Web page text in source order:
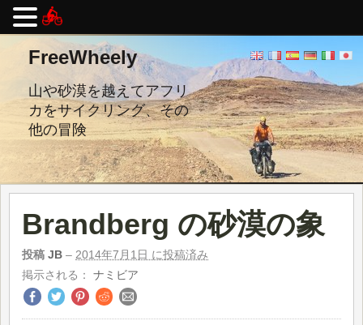
し
FreeWheely
山や砂漠を越えてアフリ
カをサイクリング、その
他の冒険
Brandberg の砂漠の象
投稿 JB – 2014年7月1日 に投稿済み
掲示される： ナミビア